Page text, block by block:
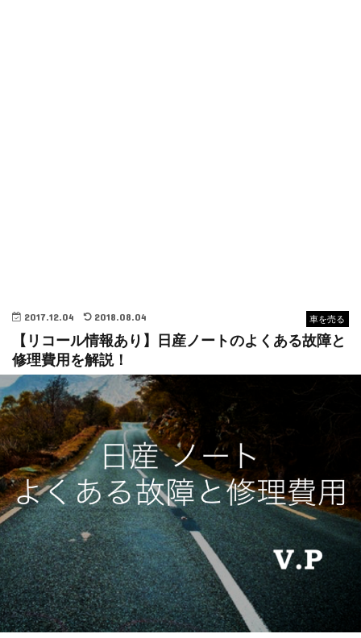
車を売る
2017.12.04 2018.08.04
【リコール情報あり】日産ノートのよくある故障と
修理費用を解説！